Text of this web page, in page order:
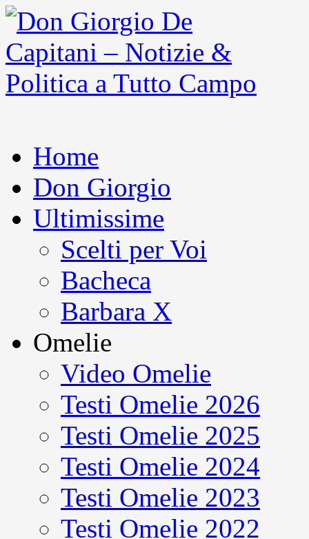
Home
Don Giorgio
Ultimissime
Scelti per Voi
Bacheca
Barbara X
Omelie
Video Omelie
Testi Omelie 2026
Testi Omelie 2025
Testi Omelie 2024
Testi Omelie 2023
Testi Omelie 2022